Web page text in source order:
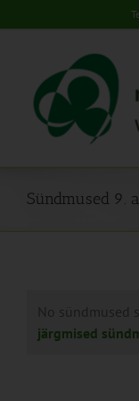
to
Sündmused 9.
No sündmused
järgmised